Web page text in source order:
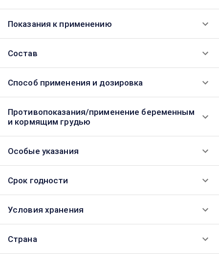
Показания к применению
Состав
Способ применения и дозировка
Противопоказания/применение беременным
и кормящим грудью
Особые указания
Срок годности
Условия хранения
Страна